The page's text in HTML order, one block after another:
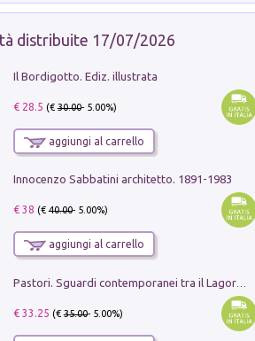
distribuite 17/07/2026
Il Bordigotto. Ediz. illustrata
€ 28.5 (€30.00- 5.00%)
aggiungi al carrello
Innocenzo Sabbatini architetto. 1891-1983
€ 38 (€40.00- 5.00%)
aggiungi al carrello
Pastori. Sguardi contemporanei tra il Lagorai e la pianura. Ediz. illustrata
€ 33.25 (€35.00- 5.00%)